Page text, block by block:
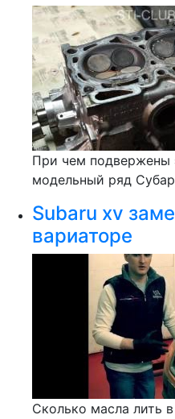
При чем подвержены
модельный ряд
Subaru xv
вариаторе
Сколько масла лить